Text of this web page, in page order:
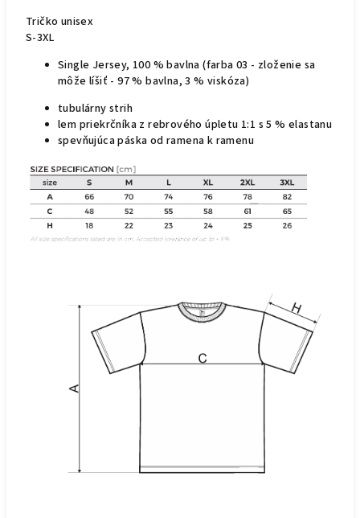
Tričko unisex
S-3XL
Single Jersey, 100 % bavlna (farba 03 - zloženie sa
môže líšiť - 97 % bavlna, 3 % viskóza)
tubulárny strih
lem priekrčníka z rebrového úpletu 1:1 s 5 % elastanu
spevňujúca páska od ramena k ramenu